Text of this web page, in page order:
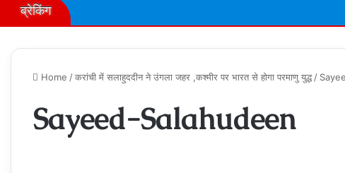
ब्रेकिंग
Home /करांची में सलाहुददीन ने उंगला जहर ,कश्मीर पर भारत से होगा परमाणु युद्ध /
Sayeed-Salahudeen